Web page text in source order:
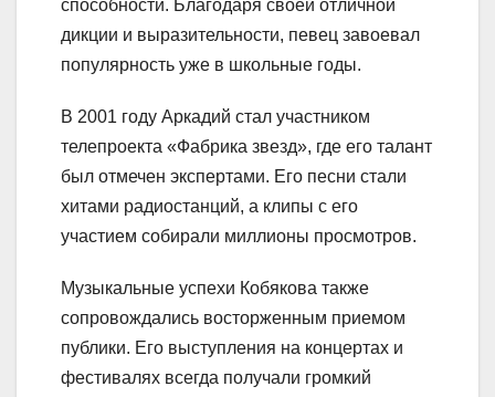
способности. Благодаря своей отличной
дикции и выразительности, певец завоевал
популярность уже в школьные годы.
В 2001 году Аркадий стал участником
телепроекта «Фабрика звезд», где его талант
был отмечен экспертами. Его песни стали
хитами радиостанций, а клипы с его
участием собирали миллионы просмотров.
Музыкальные успехи Кобякова также
сопровождались восторженным приемом
публики. Его выступления на концертах и
фестивалях всегда получали громкий